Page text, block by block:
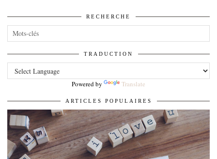
RECHERCHE
TRADUCTION
Powered by Translate
ARTICLES POPULAIRES